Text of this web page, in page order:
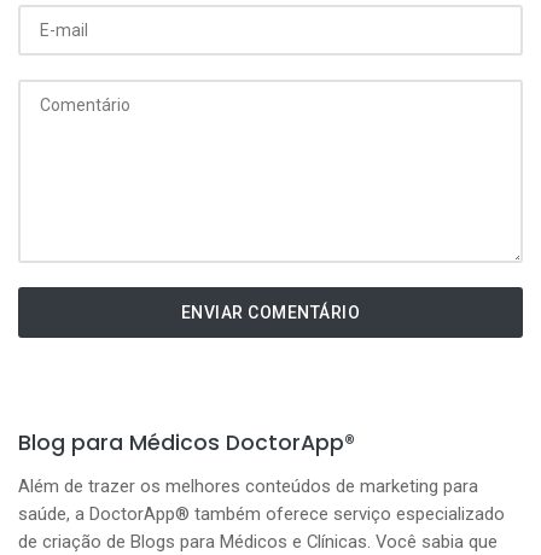
Blog para Médicos DoctorApp®
Além de trazer os melhores conteúdos de marketing para
saúde, a DoctorApp® também oferece serviço especializado
de criação de Blogs para Médicos e Clínicas. Você sabia que
ENVIAR COMENTÁRIO